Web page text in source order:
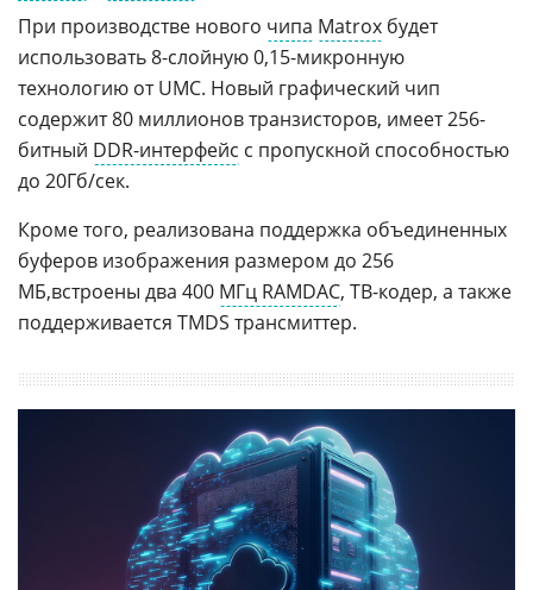
При производстве нового чипа Matrox будет
использовать 8-слойную 0,15-микронную
технологию от UMC. Новый графический чип
содержит 80 миллионов транзисторов, имеет 256-
битный DDR-интерфейс с пропускной способностью
до 20Гб/сек.
Кроме того, реализована поддержка объединенных
буферов изображения размером до 256
МБ,встроены два 400 МГц RAMDAC, ТВ-кодер, а также
поддерживается TMDS трансмиттер.